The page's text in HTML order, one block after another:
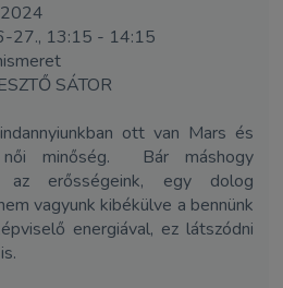
27., 13:15 - 14:15
SÁTOR
ott van Mars és
minőség. Bár máshogy
az erősségeink, egy dolog
vagyunk kibékülve a bennünk
energiával, ez látszódni